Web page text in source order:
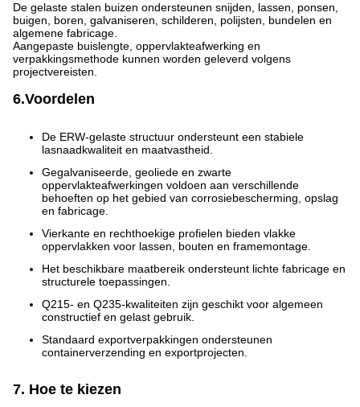
De gelaste stalen buizen ondersteunen snijden, lassen, ponsen,
buigen, boren, galvaniseren, schilderen, polijsten, bundelen en
algemene fabricage.
Aangepaste buislengte, oppervlakteafwerking en
verpakkingsmethode kunnen worden geleverd volgens
projectvereisten.
6.Voordelen
De ERW-gelaste structuur ondersteunt een stabiele
lasnaadkwaliteit en maatvastheid.
Gegalvaniseerde, geoliede en zwarte
oppervlakteafwerkingen voldoen aan verschillende
behoeften op het gebied van corrosiebescherming, opslag
en fabricage.
Vierkante en rechthoekige profielen bieden vlakke
oppervlakken voor lassen, bouten en framemontage.
Het beschikbare maatbereik ondersteunt lichte fabricage en
structurele toepassingen.
Q215- en Q235-kwaliteiten zijn geschikt voor algemeen
constructief en gelast gebruik.
Standaard exportverpakkingen ondersteunen
containerverzending en exportprojecten.
7. Hoe te kiezen